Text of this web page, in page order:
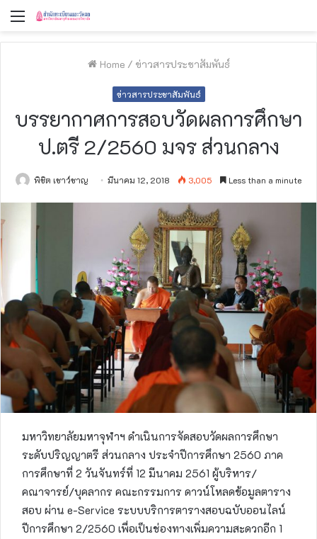
Menu
Home / ข่าวสารประชาสัมพันธ์
ข่าวสารประชาสัมพันธ์
บรรยากาศการสอบวัดผลการศึกษา
ป.ตรี 2/2560 มจร ส่วนกลาง
พิชิต เชาว์ชาญ มีนาคม 12, 2018 3,005 Less than a minute
มหาวิทยาลัยมหาจุฬาฯ ดำเนินการจัดสอบวัดผลการศึกษา
ระดับปริญญาตรี ส่วนกลาง ประจำปีการศึกษา 2560 ภาค
การศึกษาที่ 2 วันจันทร์ที่ 12 มีนาคม 2561 ผู้บริหาร/
คณาจารย์/บุคลากร คณะกรรมการ ดาวน์โหลดข้อมูลตาราง
สอบ ผ่าน e-Service ระบบบริการตารางสอบฉบับออนไลน์
ปีการศึกษา 2/2560 เพื่อเป็นช่องทางเพิ่มความสะดวกอีก 1